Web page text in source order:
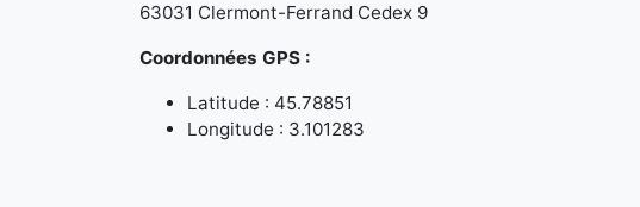
63031 Clermont-Ferrand Cedex 9
Coordonnées GPS :
Latitude : 45.78851
Longitude : 3.101283